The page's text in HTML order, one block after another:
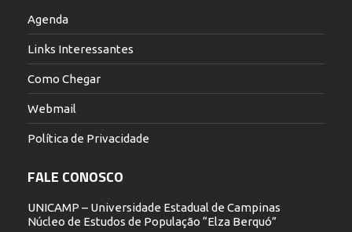
Agenda
Links Interessantes
Como Chegar
Webmail
Política de Privacidade
FALE CONOSCO
UNICAMP – Universidade Estadual de Campinas
Núcleo de Estudos de População “Elza Berquó”